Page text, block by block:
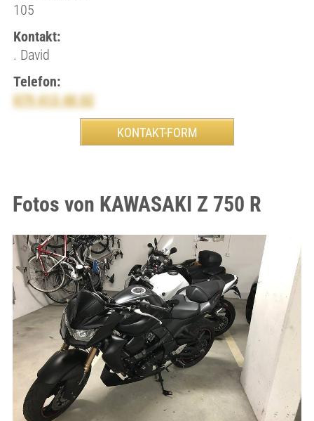
105
Kontakt:
. David
Telefon:
079 413 48 02
Fotos von KAWASAKI Z 750 R